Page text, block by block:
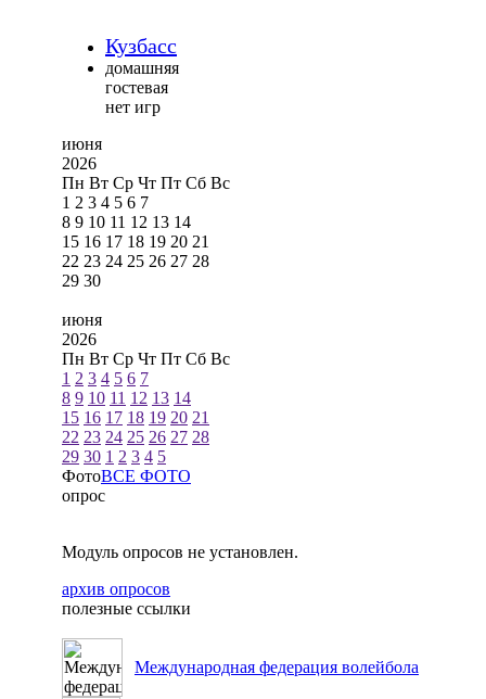
Кузбасс
домашняя
гостевая
нет игр
июня
2026
Пн Вт Ср Чт Пт Сб Вс
1 2 3 4 5 6 7
8 9 10 11 12 13 14
15 16 17 18 19 20 21
22 23 24 25 26 27 28
29 30
июня
2026
Пн Вт Ср Чт Пт Сб Вс
1 2 3 4 5 6 7
8 9 10 11 12 13 14
15 16 17 18 19 20 21
22 23 24 25 26 27 28
29 30 1 2 3 4 5
ФотоВСЕ ФОТО
опрос
Модуль опросов не установлен.
архив опросов
полезные ссылки
Международная федерация волейбола